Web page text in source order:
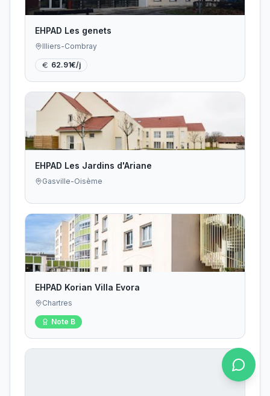
EHPAD Les genets
Illiers-Combray
62.91€/j
EHPAD Les Jardins d'Ariane
Gasville-Oisème
EHPAD Korian Villa Evora
Chartres
Note B